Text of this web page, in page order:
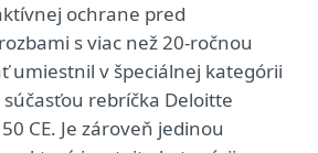
ochrane pred
s viac než 20-ročnou
umiestnil v špeciálnej kategórii
súčasťou rebríčka Deloitte
CE. Je zároveň jedinou